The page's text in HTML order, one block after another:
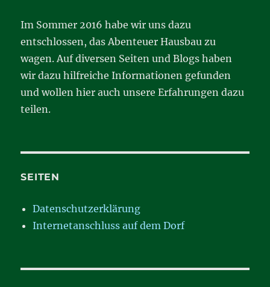
Im Sommer 2016 habe wir uns dazu
entschlossen, das Abenteuer Hausbau zu
wagen. Auf diversen Seiten und Blogs haben
wir dazu hilfreiche Informationen gefunden
und wollen hier auch unsere Erfahrungen dazu
teilen.
SEITEN
Datenschutzerklärung
Internetanschluss auf dem Dorf